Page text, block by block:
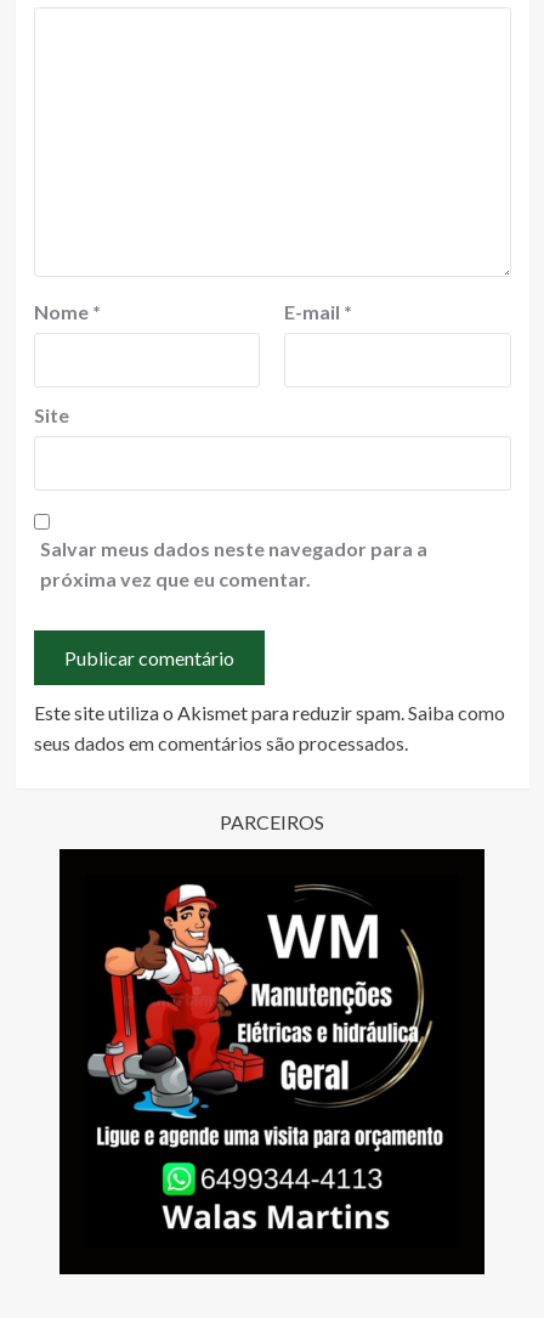
Nome * E-mail *
Site
Salvar meus dados neste navegador para a
próxima vez que eu comentar.
Este site utiliza o Akismet para reduzir spam.Saiba como
seus dados em comentários são processados.
PARCEIROS